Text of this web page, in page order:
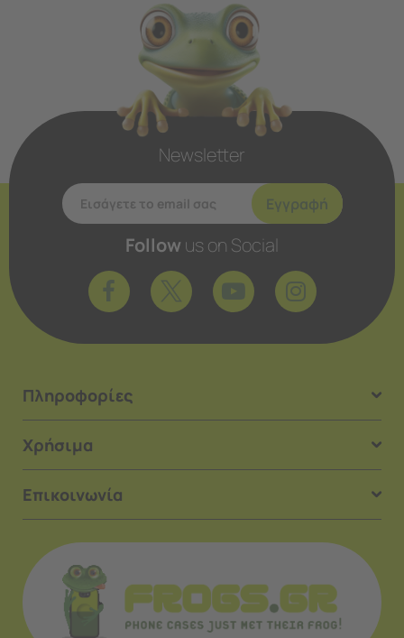
Newsletter
Εγγραφή
Follow us on Social
Πληροφορίες
Χρήσιμα
Επικοινωνία